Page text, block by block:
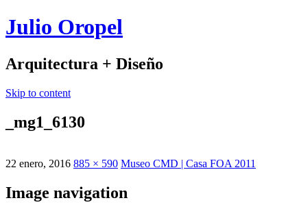
Julio Oropel
Arquitectura + Diseño
Skip to content
_mg1_6130
22 enero, 2016 885 × 590 Museo CMD | Casa FOA 2011
Image navigation